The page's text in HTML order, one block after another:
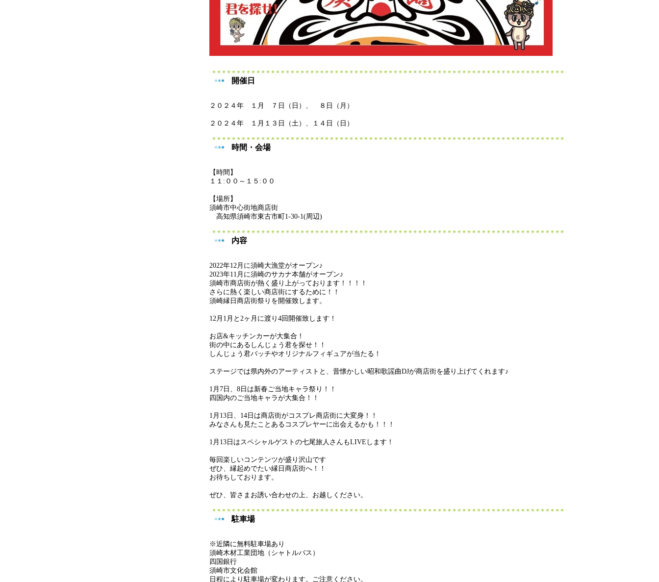
開催日
２０２４年 １月 ７日（日）、 ８日（月）
２０２４年 １月１３日（土）、１４日（日）
時間・会場
【時間】
１１:００～１５:００
【場所】
須崎市中心街地商店街
高知県須崎市東古市町1-30-1(周辺)
内容
2022年12月に須崎大漁堂がオープン♪
2023年11月に須崎のサカナ本舗がオープン♪
須崎市商店街が熱く盛り上がっております！！！！
さらに熱く楽しい商店街にするために！！
須崎縁日商店街祭りを開催致します。
12月1月と2ヶ月に渡り4回開催致します！
お店&キッチンカーが大集合！
街の中にあるしんじょう君を探せ！！
しんじょう君バッチやオリジナルフィギュアが当たる！
ステージでは県内外のアーティストと、昔懐かしい昭和歌謡曲DJが商店街を盛り上げてくれます♪
1月7日、8日は新春ご当地キャラ祭り！！
四国内のご当地キャラが大集合！！
1月13日、14日は商店街がコスプレ商店街に大変身！！
みなさんも見たことあるコスプレヤーに出会えるかも！！！
1月13日はスペシャルゲストの七尾旅人さんもLIVEします！
毎回楽しいコンテンツが盛り沢山です
ぜひ、縁起めでたい縁日商店街へ！！
お待ちしております。
ぜひ、皆さまお誘い合わせの上、お越しください。
駐車場
※近隣に無料駐車場あり
須崎木材工業団地（シャトルバス）
四国銀行
須崎市文化会館
日程により駐車場が変わります。ご注意ください。